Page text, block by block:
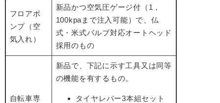
フロアポ
ンプ（空
気入れ）
新品かつ空気圧ゲージ付（1，
100kpaまで注入可能）で、仏
式・米式バルブ対応オートヘッド
採用のもの
自転車専
新品で、下記に示す工具又は同等
の機能を有するもの。
タイヤレバー3本組セット